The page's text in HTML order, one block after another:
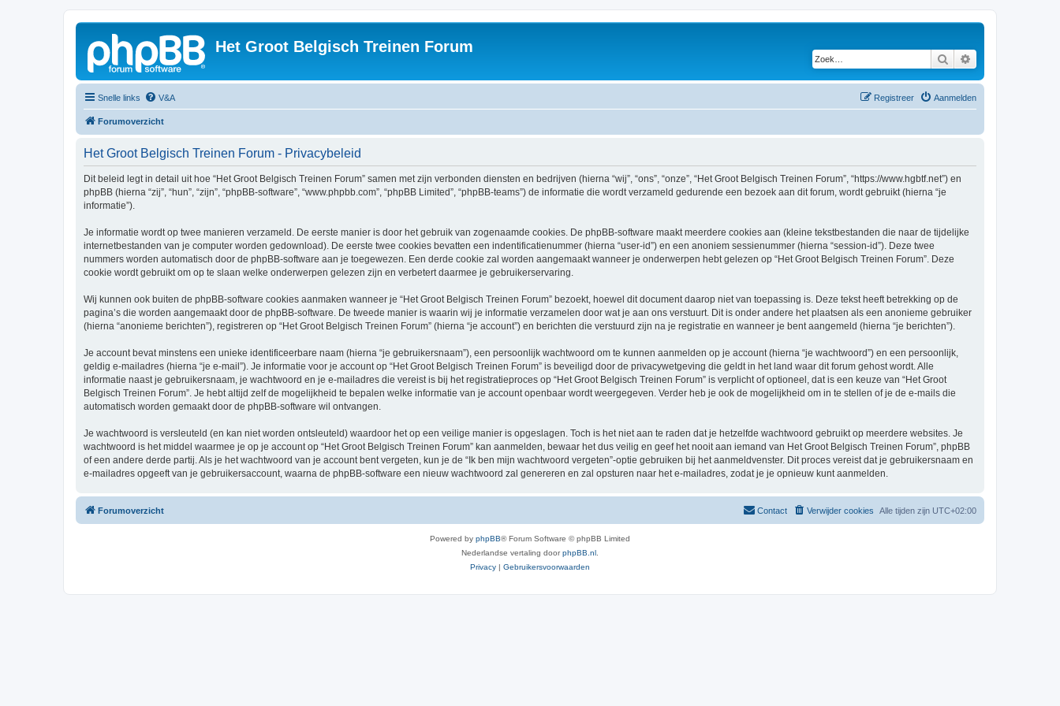
Het Groot Belgisch Treinen Forum
Zoek
Snelle links V&A Aanmelden
Registreer
Forumoverzicht
Het Groot Belgisch Treinen Forum - Privacybeleid
Dit beleid legt in detail uit hoe “Het Groot Belgisch Treinen Forum” samen met zijn verbonden diensten en bedrijven (hierna “wij”, “ons”, “onze”, “Het Groot Belgisch Treinen Forum”, “https://www.hgbtf.net”) en
phpBB (hierna “zij”, “hun”, “zijn”, “phpBB-software”, “www.phpbb.com”, “phpBB Limited”, “phpBB-teams”) de informatie die wordt verzameld gedurende een bezoek aan dit forum, wordt gebruikt (hierna “je
informatie”).
Je informatie wordt op twee manieren verzameld. De eerste manier is door het gebruik van zogenaamde cookies. De phpBB-software maakt meerdere cookies aan (kleine tekstbestanden die naar de tijdelijke
internetbestanden van je computer worden gedownload). De eerste twee cookies bevatten een indentificatienummer (hierna “user-id”) en een anoniem sessienummer (hierna “session-id”). Deze twee
nummers worden automatisch door de phpBB-software aan je toegewezen. Een derde cookie zal worden aangemaakt wanneer je onderwerpen hebt gelezen op “Het Groot Belgisch Treinen Forum”. Deze
cookie wordt gebruikt om op te slaan welke onderwerpen gelezen zijn en verbetert daarmee je gebruikerservaring.
Wij kunnen ook buiten de phpBB-software cookies aanmaken wanneer je “Het Groot Belgisch Treinen Forum” bezoekt, hoewel dit document daarop niet van toepassing is. Deze tekst heeft betrekking op de
pagina’s die worden aangemaakt door de phpBB-software. De tweede manier is waarin wij je informatie verzamelen door wat je aan ons verstuurt. Dit is onder andere het plaatsen als een anonieme gebruiker
(hierna “anonieme berichten”), registreren op “Het Groot Belgisch Treinen Forum” (hierna “je account”) en berichten die verstuurd zijn na je registratie en wanneer je bent aangemeld (hierna “je berichten”).
Je account bevat minstens een unieke identificeerbare naam (hierna “je gebruikersnaam”), een persoonlijk wachtwoord om te kunnen aanmelden op je account (hierna “je wachtwoord”) en een persoonlijk,
geldig e-mailadres (hierna “je e-mail”). Je informatie voor je account op “Het Groot Belgisch Treinen Forum” is beveiligd door de privacywetgeving die geldt in het land waar dit forum gehost wordt. Alle
informatie naast je gebruikersnaam, je wachtwoord en je e-mailadres die vereist is bij het registratieproces op “Het Groot Belgisch Treinen Forum” is verplicht of optioneel, dat is een keuze van “Het Groot
Belgisch Treinen Forum”. Je hebt altijd zelf de mogelijkheid te bepalen welke informatie van je account openbaar wordt weergegeven. Verder heb je ook de mogelijkheid om in te stellen of je de e-mails die
automatisch worden gemaakt door de phpBB-software wil ontvangen.
Je wachtwoord is versleuteld (en kan niet worden ontsleuteld) waardoor het op een veilige manier is opgeslagen. Toch is het niet aan te raden dat je hetzelfde wachtwoord gebruikt op meerdere websites. Je
wachtwoord is het middel waarmee je op je account op “Het Groot Belgisch Treinen Forum” kan aanmelden, bewaar het dus veilig en geef het nooit aan iemand van Het Groot Belgisch Treinen Forum”, phpBB
of een andere derde partij. Als je het wachtwoord van je account bent vergeten, kun je de “Ik ben mijn wachtwoord vergeten”-optie gebruiken bij het aanmeldvenster. Dit proces vereist dat je gebruikersnaam en
e-mailadres opgeeft van je gebruikersaccount, waarna de phpBB-software een nieuw wachtwoord zal genereren en zal opsturen naar het e-mailadres, zodat je je opnieuw kunt aanmelden.
Forumoverzicht Alle tijden zijn UTC+02:00
Verwijder cookies
Contact
Powered by phpBB® Forum Software © phpBB Limited
Nederlandse vertaling doorphpBB.nl
Privacy | Gebruikersvoorwaarden